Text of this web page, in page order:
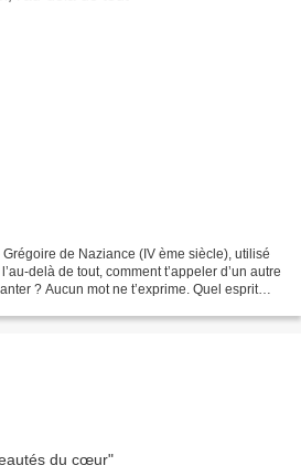
de Naziance (IV ème siècle), utilisé
delà de tout, comment t’appeler d’un autre
? Aucun mot ne t’exprime. Quel esprit